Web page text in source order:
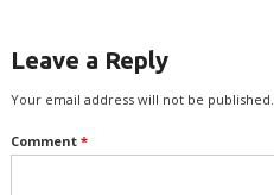
Leave a Reply
Your email address will not be published.
Comment *